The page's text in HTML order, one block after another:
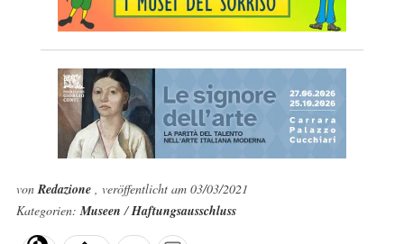
vonRedazione , veröffentlicht am 03/03/2021
Kategorien:Museen/Haftungsausschluss